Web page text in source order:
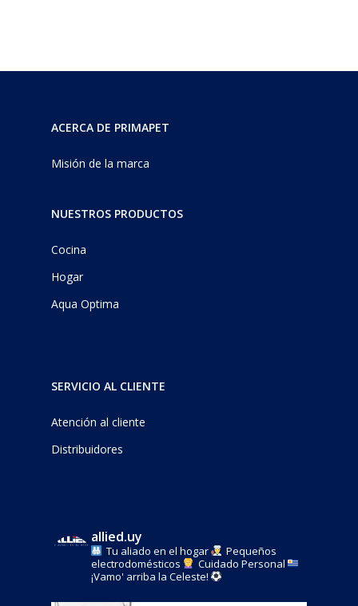
ACERCA DE PRIMAPET
Misión de la marca
NUESTROS PRODUCTOS
Cocina
Hogar
Aqua Optima
SERVICIO AL CLIENTE
Atención al cliente
Distribuidores
allied.uy
Tu aliado en el hogar
Pequeños
electrodomésticos
Cuidado Personal
¡Vamo' arriba la Celeste!